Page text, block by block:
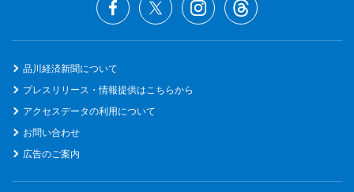
品川経済新聞について
プレスリリース・情報提供はこちらから
アクセスデータの利用について
お問い合わせ
広告のご案内